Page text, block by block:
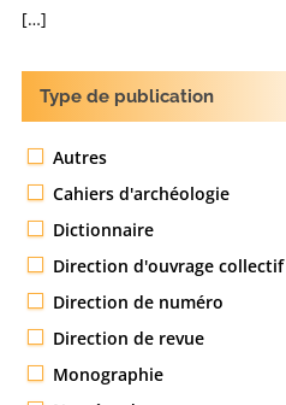
[…]
Type de publication
Autres
Cahiers d'archéologie
Dictionnaire
Direction d'ouvrage collectif
Direction de numéro
Direction de revue
Monographie